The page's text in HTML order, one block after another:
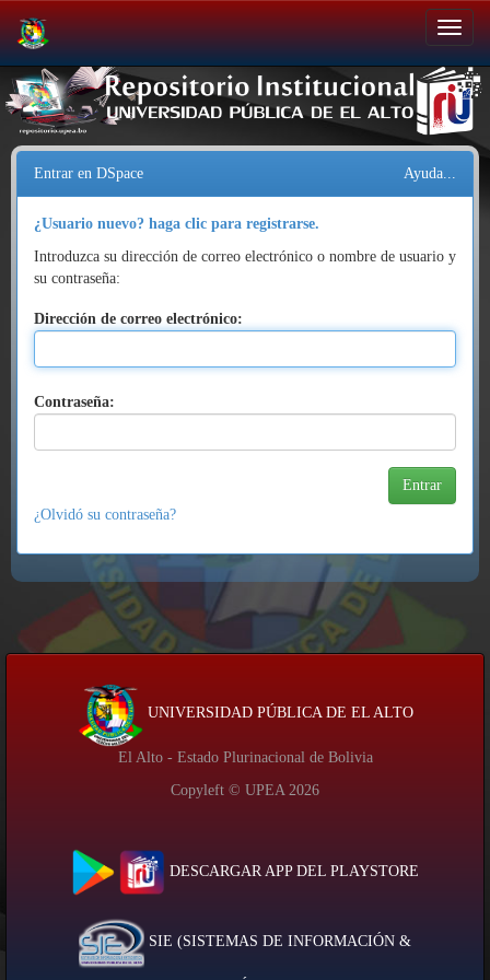
Salir
de
la
navegación
Entrar en DSpace Ayuda...
¿Usuario nuevo? haga clic para registrarse.
Introduzca su dirección de correo electrónico o nombre de usuario y
su contraseña:
Dirección de correo electrónico:
Contraseña:
¿Olvidó su contraseña?
UNIVERSIDAD PÚBLICA DE EL ALTO
El Alto - Estado Plurinacional de Bolivia
Copyleft © UPEA 2026
DESCARGAR APP DEL PLAYSTORE
SIE (SISTEMAS DE INFORMACIÓN &